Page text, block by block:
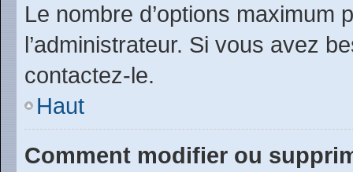
Le nombre d’options maximum
l’administrateur. Si vous avez
contactez-le.
Haut
Comment modifier ou